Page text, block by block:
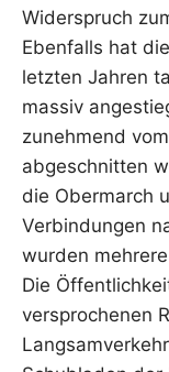
Widerspruch
Ebenfalls hat
letzten Jahren
massiv
zunehmend
abgeschnitten
die Obermarch
Verbindungen
wurden
Die
versprochenen